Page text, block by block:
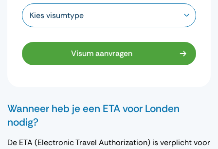
Visum aanvragen
Wanneer heb je een ETA voor Londen
nodig?
De ETA (Electronic Travel Authorization) is verplicht voor